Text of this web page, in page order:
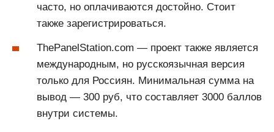
часто, но оплачиваются достойно. Стоит
также зарегистрироваться.
ThePanelStation.com — проект также является
международным, но русскоязычная версия
только для Россиян. Минимальная сумма на
вывод — 300 руб, что составляет 3000 баллов
внутри системы.